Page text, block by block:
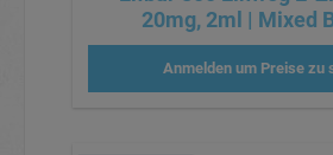
20mg, 2ml | Mixed
Anmelden um Preise zu